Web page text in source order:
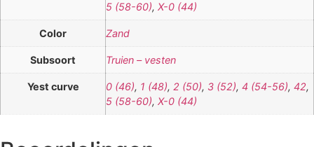
5 (58-60), X-0 (44)
Color Zand
Subsoort Truien – vesten
Yest curve 0 (46), 1 (48), 2 (50), 3 (52), 4 (54-56), 42,
5 (58-60), X-0 (44)